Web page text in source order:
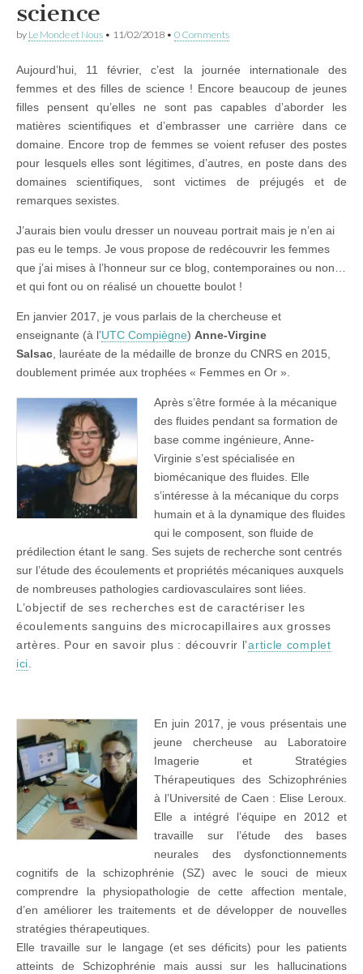
science
by Le Monde et Nous • 11/02/2018 • 0 Comments
Aujourd’hui, 11 février, c’est la journée internationale des
femmes et des filles de science ! Encore beaucoup de jeunes
filles pensent qu’elles ne sont pas capables d’aborder les
matières scientifiques et d’embrasser une carrière dans ce
domaine. Encore trop de femmes se voient refuser des postes
pour lesquels elles sont légitimes, d’autres, en poste dans des
domaines scientifiques, sont victimes de préjugés et de
remarques sexistes.
J’aurais bien voulu dresser un nouveau portrait mais je n’en ai
pas eu le temps. Je vous propose de redécouvrir les femmes
que j’ai mises à l’honneur sur ce blog, contemporaines ou non…
et qui font ou on réalisé un chouette boulot !
En janvier 2017, je vous parlais de la chercheuse et
enseignante (à l’UTC Compiègne) Anne-Virgine
Salsac , lauréate de la médaille de bronze du CNRS en 2015,
doublement primée aux trophées « Femmes en Or ».
Après s’être formée à la mécanique
des fluides pendant sa formation de
base comme ingénieure, Anne-
Virginie s’est spécialisée en
biomécanique des fluides. Elle
s’intéresse à la mécanique du corps
humain et à la dynamique des fluides
qui le composent, son fluide de
prédilection étant le sang. Ses sujets de recherche sont centrés
sur l’étude des écoulements et propriétés mécaniques auxquels
de nombreuses pathologies cardiovasculaires sont liées.
L’objectif de ses recherches est de caractériser les
écoulements sanguins des microcapillaires aux grosses
artères. Pour en savoir plus : découvrir l’article complet
ici
En juin 2017, je vous présentais une
jeune chercheuse au Laboratoire
Imagerie et Stratégies
Thérapeutiques des Schizophrénies
à l’Université de Caen : Elise Leroux.
Elle a intégré l’équipe en 2012 et
travaille sur l’étude des bases
neurales des dysfonctionnements
cognitifs de la schizophrénie (SZ) avec le souci de mieux
comprendre la physiopathologie de cette affection mentale,
d’en améliorer les traitements et de développer de nouvelles
stratégies thérapeutiques.
Elle travaille sur le langage (et ses déficits) pour les patients
atteints de Schizophrénie mais aussi sur les hallucinations